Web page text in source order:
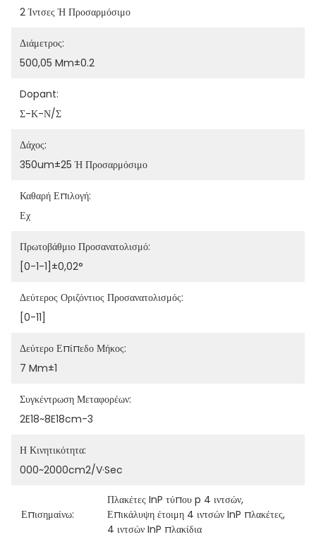
2 Ίντσες Ή Προσαρμόσιμο
Διάμετρος:
500,05 Mm±0.2
Dopant:
Σ-Κ-Ν/Σ
Δάχος:
350um±25 Ή Προσαρμόσιμο
Καθαρή Επιλογή:
Εχ
Πρωτοβάθμιο Προσανατολισμό:
[0-1-1]±0,02°
Δεύτερος Οριζόντιος Προσανατολισμός:
[0-11]
Δεύτερο Επίπεδο Μήκος:
7 Mm±1
Συγκέντρωση Μεταφορέων:
2E18~8E18cm-3
Η Κινητικότητα:
000~2000cm2/V·Sec
Επισημαίνω:
Πλακέτες InP τύπου p 4 ιντσών,
Επικάλυψη έτοιμη 4 ιντσών InP πλακέτες,
4 ιντσών InP πλακίδια